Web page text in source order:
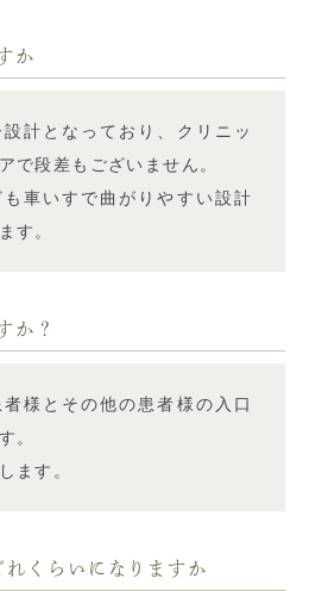
か
計となっており、クリニッ
で段差もございません。
も車いすで曲がりやすい設計
す。
か？
様とその他の患者様の入口
。
ます。
れくらいになりますか